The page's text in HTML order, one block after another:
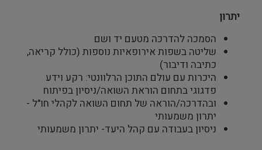
יתרון
הסמכה להדרכה מטעם יד ושם
שליטה בשפות אירופאיות נוספות (כולל קריאה,
כתיבה ודיבור)
היכרות עם עולם התוכן הרלוונטי: רקע וידע
פדגוגי בתחום הוראת השואה/ניסיון בפיתוח
ובהדרכה/הוראה של תחום השואה לקהלי חו"ל -
יתרון משמעותי
ניסיון בעבודה עם קהל היעד- יתרון משמעותי